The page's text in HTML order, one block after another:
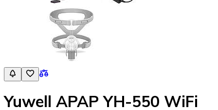
Yuwell APAP YH-550 WiFi